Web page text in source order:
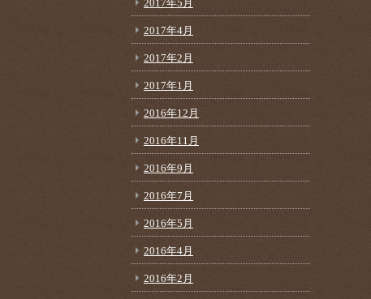
2017年5月
2017年4月
2017年2月
2017年1月
2016年12月
2016年11月
2016年9月
2016年7月
2016年5月
2016年4月
2016年2月